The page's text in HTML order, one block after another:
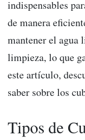
indispensables
de manera
mantener el agua
limpieza, lo que
este artículo,
saber sobre los
Tipos de